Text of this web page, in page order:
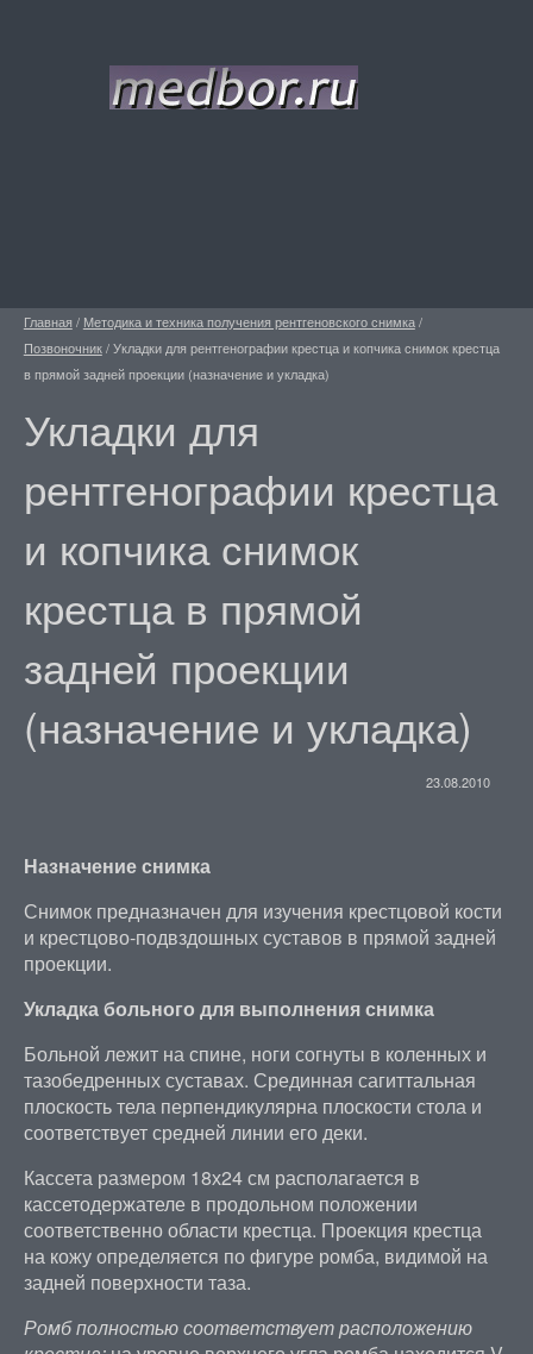
Главная / Методика и техника получения рентгеновского снимка/
Позвоночник/Укладки для рентгенографии крестца и копчика снимок крестца
в прямой задней проекции (назначение и укладка)
Укладки для
рентгенографии крестца
и копчика снимок
крестца в прямой
задней проекции
(назначение и укладка)
23.08.2010
Назначение снимка
Снимок предназначен для изучения крестцовой кости
и крестцово-подвздошных суставов в прямой задней
проекции.
Укладка больного для выполнения снимка
Больной лежит на спине, ноги согнуты в коленных и
тазобедренных суставах. Срединная сагиттальная
плоскость тела перпендикулярна плоскости стола и
соответствует средней линии его деки.
Кассета размером 18х24 см располагается в
кассетодержателе в продольном положении
соответственно области крестца. Проекция крестца
на кожу определяется по фигуре ромба, видимой на
задней поверхности таза.
Ромб полностью соответствует расположению